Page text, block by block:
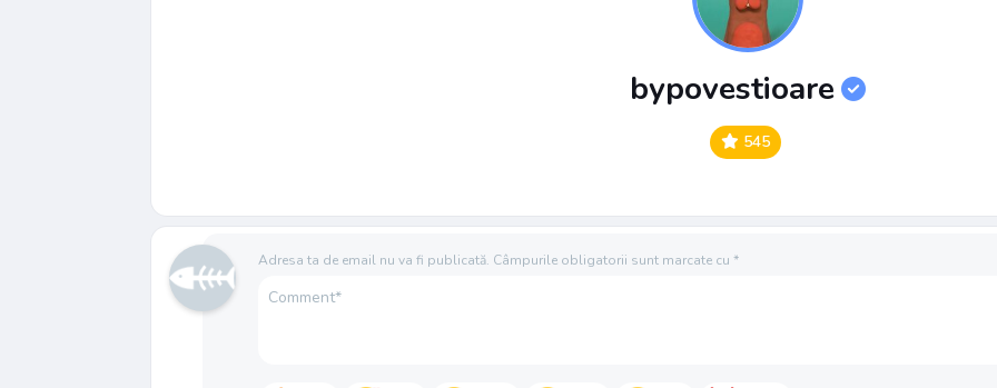
bypovestioare
545
Adresa ta de email nu va fi publicată. Câmpurile obligatorii sunt marcate cu*